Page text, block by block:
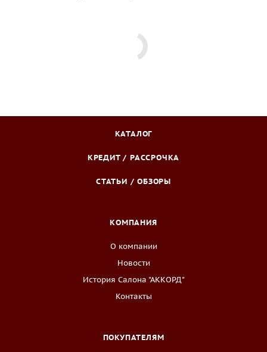
КАТАЛОГ
КРЕДИТ / РАССРОЧКА
СТАТЬИ / ОБЗОРЫ
КОМПАНИЯ
О компании
Новости
История Салона "АККОРД"
Контакты
ПОКУПАТЕЛЯМ